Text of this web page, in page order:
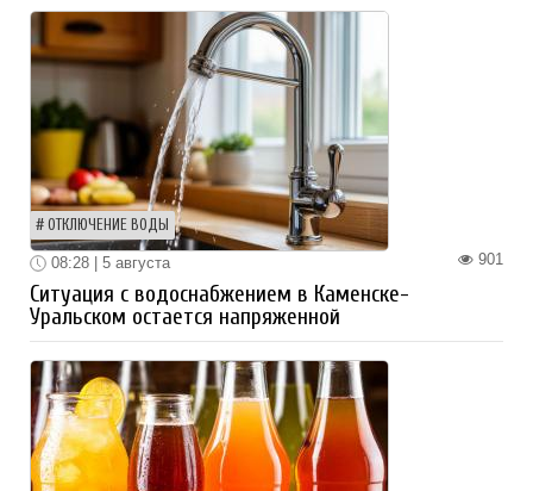
ОТКЛЮЧЕНИЕ ВОДЫ
901
08:28 | 5 августа
Ситуация с водоснабжением в Каменске-
Уральском остается напряженной